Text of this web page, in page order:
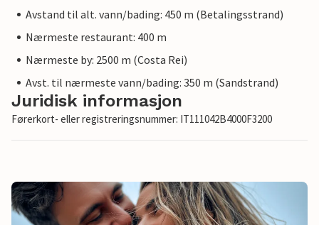
Avstand til alt. vann/bading: 450 m (Betalingsstrand)
Nærmeste restaurant: 400 m
Nærmeste by: 2500 m (Costa Rei)
Avst. til nærmeste vann/bading: 350 m (Sandstrand)
Juridisk informasjon
Førerkort- eller registreringsnummer: IT111042B4000F3200